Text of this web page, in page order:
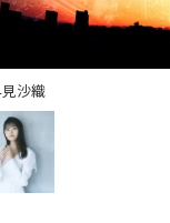
沙織